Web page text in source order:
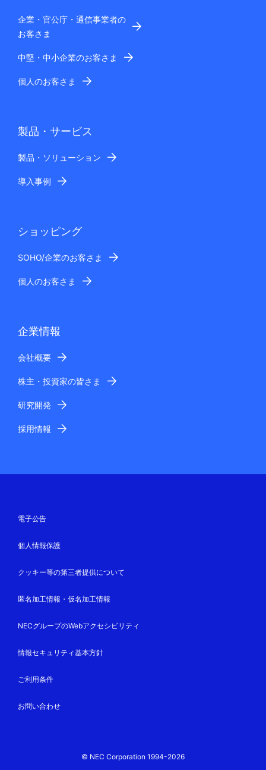
企業・官公庁・通信事業者の
お客さま
中堅・中小企業のお客さま
個人のお客さま
製品・サービス
製品・ソリューション
導入事例
ショッピング
SOHO/企業のお客さま
個人のお客さま
企業情報
会社概要
株主・投資家の皆さま
研究開発
採用情報
電子公告
個人情報保護
クッキー等の第三者提供について
匿名加工情報・仮名加工情報
NECグループのWebアクセシビリティ
情報セキュリティ基本方針
ご利用条件
お問い合わせ
© NEC Corporation 1994-2026